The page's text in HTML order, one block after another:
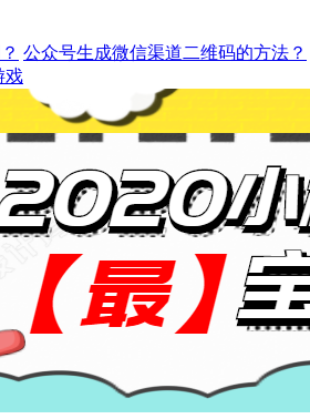
公众号生成微信渠道二维码的方法？
戏